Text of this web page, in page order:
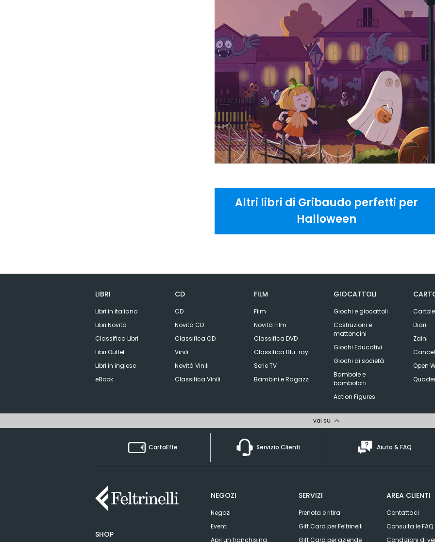
Altri libri di Gribaudo perfetti per
Halloween
LIBRI
Libri in italiano
Libri Novità
Classifica Libri
Libri Outlet
Libri in inglese
eBook
CD
CD
Novità CD
Classifica CD
Vinili
Novità Vinili
Classifica Vinili
FILM
Film
Novità Film
Classifica DVD
Classifica Blu-ray
Serie TV
Bambini e Ragazzi
GIOCATTOLI
Giochi e giocattoli
Costruzioni e
mattoncini
Giochi Educativi
Giochi di società
Bambole e
bambolotti
Action Figures
Diari
Zaini
Open
vai su
CartaEffe Servizio Clienti Aiuto & FAQ
SHOP
NEGOZI
Negozi
Eventi
Apri un franchising
SERVIZI
Prenota e ritira
Gift Card per Feltrinelli
Gift Card per aziende
AREA CLIENTI
Contattaci
Consulta le FAQ
Condizioni di